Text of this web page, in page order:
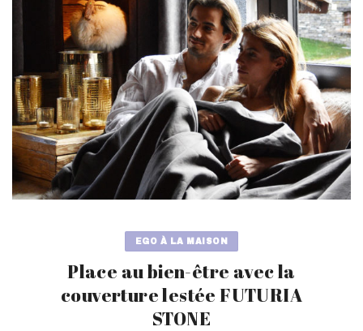
EGO À LA MAISON
Place au bien-être avec la
couverture lestée FUTURIA
STONE